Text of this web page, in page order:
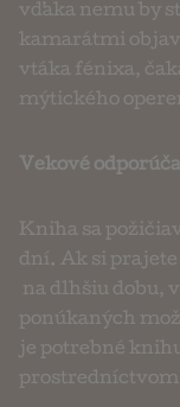
vďaka nemu by
kamarátmi
vtáka fénixa,
mýtického
Vekové
Kniha sa
dní. Ak si prajete
na dlhšiu dobu,
ponúkaných
je potrebné
prostredníctvom